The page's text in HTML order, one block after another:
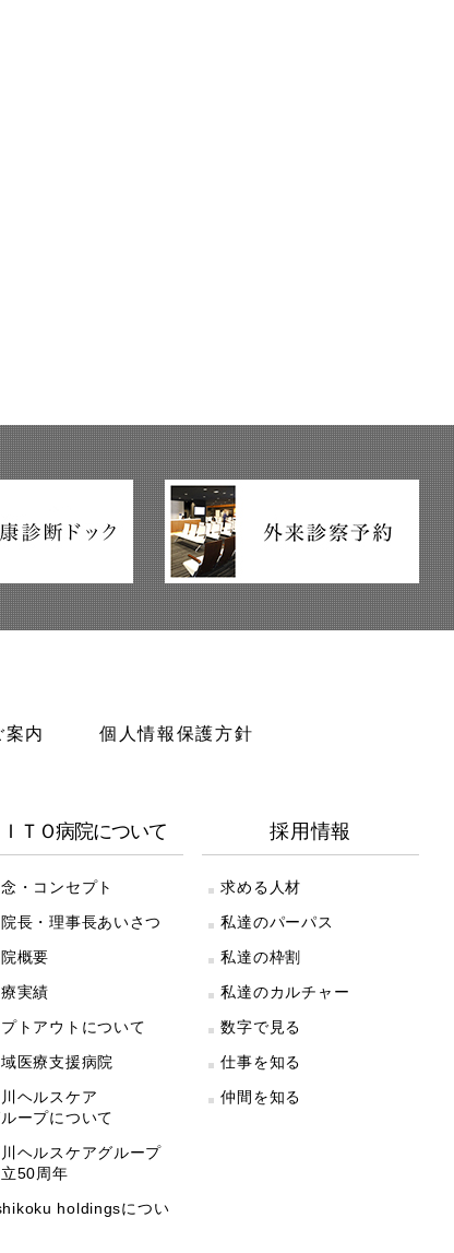
内 個人情報保護方針
ＩＴＯ病院について
・コンセプト
長・理事長あいさつ
概要
実績
トアウトについて
医療支援病院
ヘルスケア
ープについて
ヘルスケアグループ
50周年
holdingsについ
採用情報
求める人材
私達のパーパス
私達の枠割
私達のカルチャー
数字で見る
仕事を知る
仲間を知る